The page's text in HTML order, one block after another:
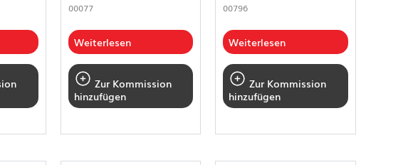
00077
Weiterlesen
Zur Kommission
hinzufügen
00796
Weiterlesen
Zur Kommission
hinzufügen